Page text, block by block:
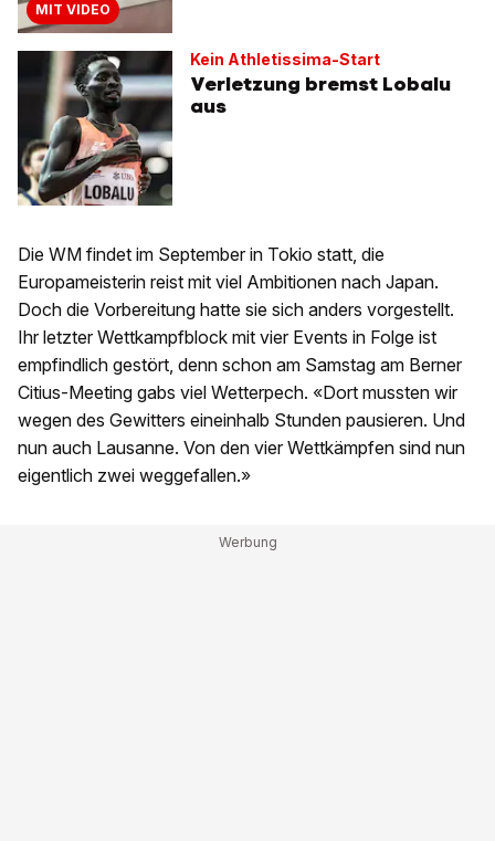
MIT VIDEO
Kein Athletissima-Start
Verletzung bremst Lobalu
aus
Die WM findet im September in Tokio statt, die
Europameisterin reist mit viel Ambitionen nach Japan.
Doch die Vorbereitung hatte sie sich anders vorgestellt.
Ihr letzter Wettkampfblock mit vier Events in Folge ist
empfindlich gestört, denn schon am Samstag am Berner
Citius-Meeting gabs viel Wetterpech. «Dort mussten wir
wegen des Gewitters eineinhalb Stunden pausieren. Und
nun auch Lausanne. Von den vier Wettkämpfen sind nun
eigentlich zwei weggefallen.»